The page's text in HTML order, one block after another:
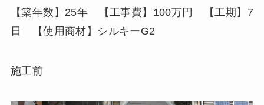
【築年数】25年 【工事費】100万円 【工期】7
日 【使用商材】シルキーG2
施工前